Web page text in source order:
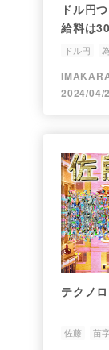
ドル円
給料は
ドル円
2024/04/
テクノ
佐藤 苗